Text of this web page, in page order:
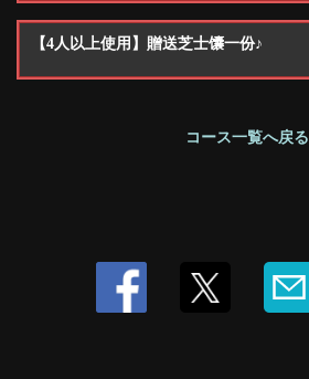
【4人以上使用】贈送芝士馕一份♪
コース一覧へ戻る